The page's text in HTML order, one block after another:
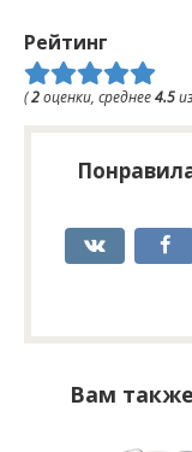
Рейтинг
(2оценки, среднее4.5из
Вам